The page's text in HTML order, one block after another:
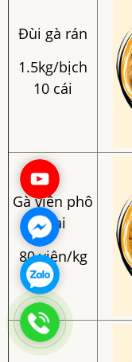
Đùi gà rán
1.5kg/bịch
10 cái
Gà viên phô
mai
80 viên/kg